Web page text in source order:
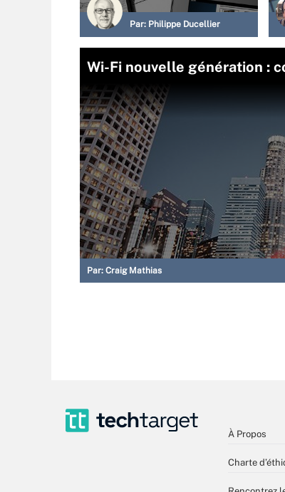
Par: Philippe Ducellier
Wi-Fi nouvelle génération :
Par: Craig Mathias
À Propos
Charte